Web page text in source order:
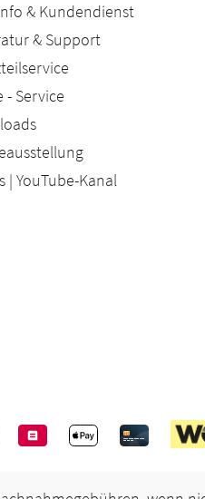
& Kundendienst
& Support
- Service
| YouTube-Kanal